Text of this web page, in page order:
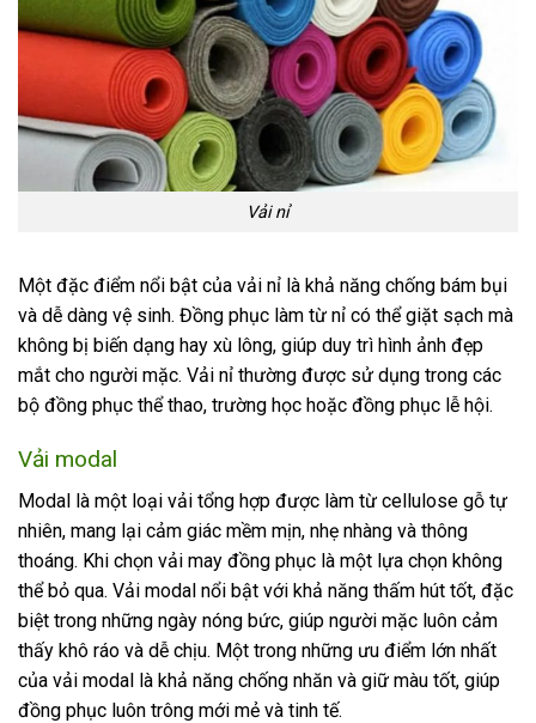
Vải nỉ
Một đặc điểm nổi bật của vải nỉ là khả năng chống bám bụi
và dễ dàng vệ sinh. Đồng phục làm từ nỉ có thể giặt sạch mà
không bị biến dạng hay xù lông, giúp duy trì hình ảnh đẹp
mắt cho người mặc. Vải nỉ thường được sử dụng trong các
bộ đồng phục thể thao, trường học hoặc đồng phục lễ hội.
Vải modal
Modal là một loại vải tổng hợp được làm từ cellulose gỗ tự
nhiên, mang lại cảm giác mềm mịn, nhẹ nhàng và thông
thoáng. Khi chọn vải may đồng phục là một lựa chọn không
thể bỏ qua. Vải modal nổi bật với khả năng thấm hút tốt, đặc
biệt trong những ngày nóng bức, giúp người mặc luôn cảm
thấy khô ráo và dễ chịu. Một trong những ưu điểm lớn nhất
của vải modal là khả năng chống nhăn và giữ màu tốt, giúp
đồng phục luôn trông mới mẻ và tinh tế.